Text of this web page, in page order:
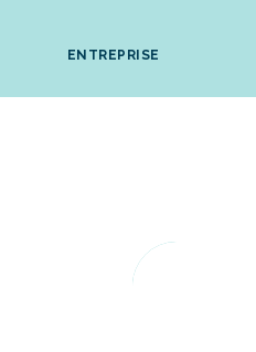
ENTREPRISE